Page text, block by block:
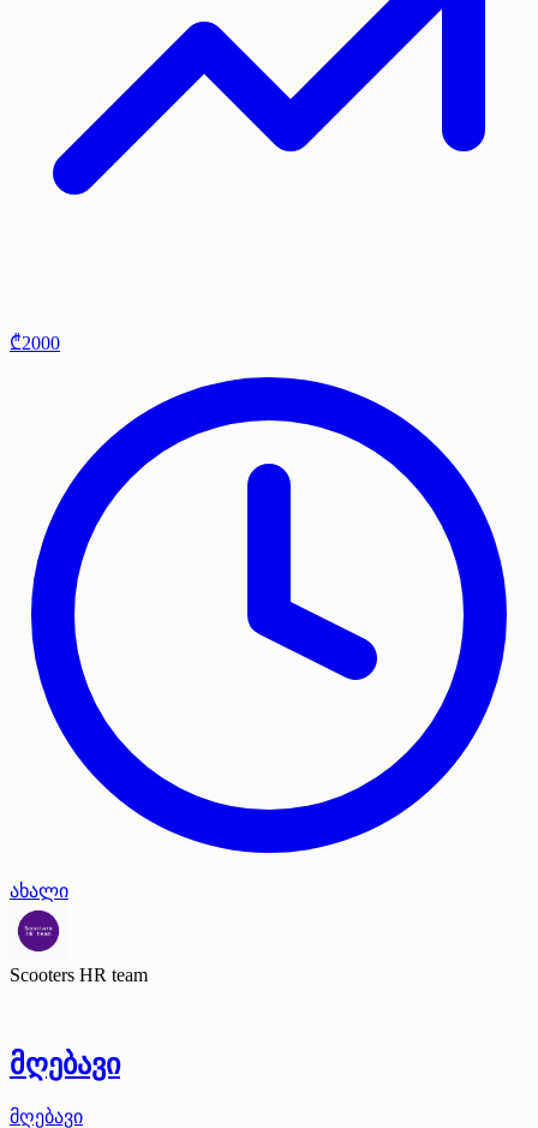
₾2000
ახალი
Scooters HR team
მღებავი
მღებავი